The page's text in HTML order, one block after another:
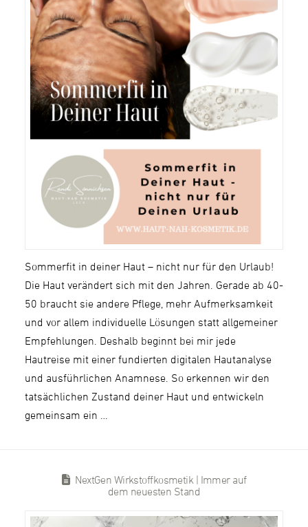
Sommerfit in deiner Haut – nicht nur für den Urlaub!
Die Haut verändert sich mit den Jahren. Gerade ab 40-
50 braucht sie andere Pflege, mehr Aufmerksamkeit
und vor allem individuelle Lösungen statt allgemeiner
Empfehlungen. Deshalb beginnt bei mir jede
Hautreise mit einer fundierten digitalen Hautanalyse
und ausführlichen Anamnese. So erkennen wir den
tatsächlichen Zustand deiner Haut und entwickeln
gemeinsam ein …
NextGen Wirkstoffkosmetik | Immer auf
dem neuesten Stand